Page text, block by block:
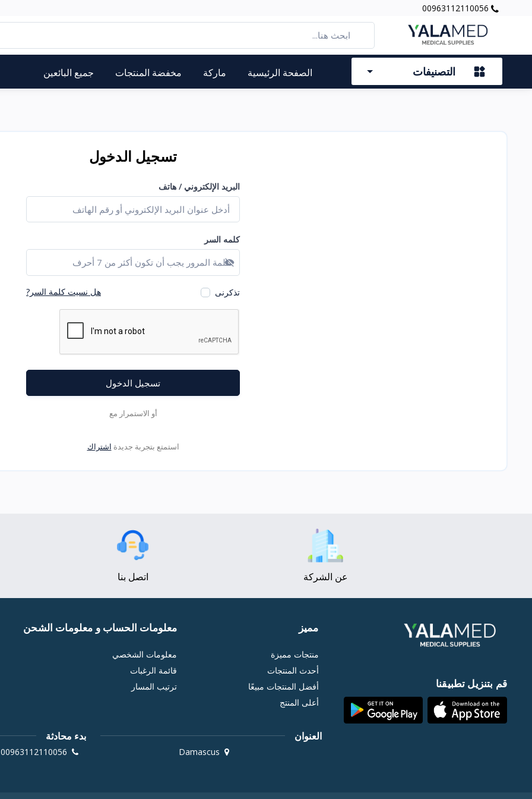
التصنيفات الصفحة الرئيسية ماركة مخفضة المنتجات جميع البائعين
تسجيل الدخول
البريد الإلكتروني / هاتف
كلمه السر
عرض كلمة المرور
تذكرنى هل نسيت كلمة السر?
تسجيل الدخول
أو الاستمرار مع
استمتع بتجربة جديدة اشتراك
عن الشركة اتصل بنا
قم بتنزيل تطبيقنا
مميز
منتجات مميزة
أحدث المنتجات
أفضل المنتجات مبيعًا
أعلى المنتج
معلومات الحساب و معلومات الشحن
معلومات الشخصي
قائمة الرغبات
ترتيب المسار
بدء محادثة
00963112110056
العنوان
Damascus